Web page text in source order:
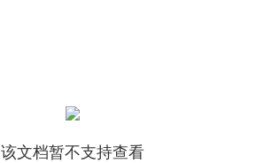
该文档暂不支持查看